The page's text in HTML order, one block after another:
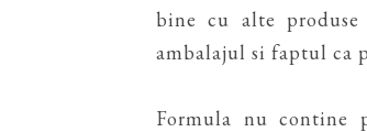
bine cu alte
ambalajul si faptul ca
Formula nu contine